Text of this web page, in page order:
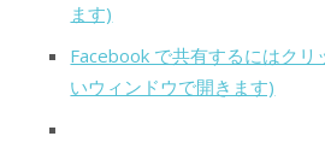
ます)
Facebook で共有するにはクリ
いウィンドウで開きます)